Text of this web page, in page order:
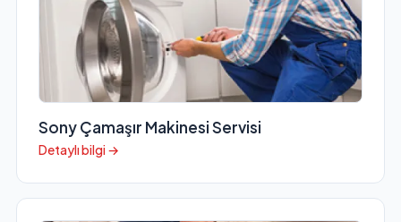
Sony Çamaşır Makinesi Servisi
Detaylı bilgi →